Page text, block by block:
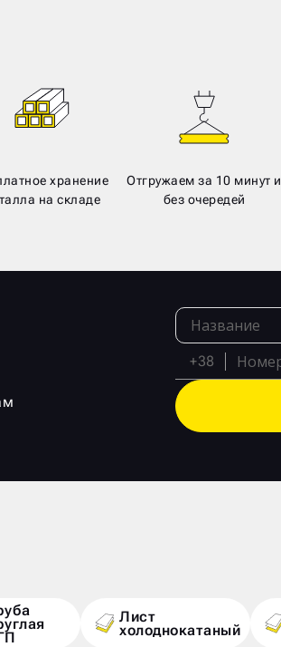
хранение
на складе
Отгружаем за 10 минут и
без очередей
+38
Лист
холоднокатаный